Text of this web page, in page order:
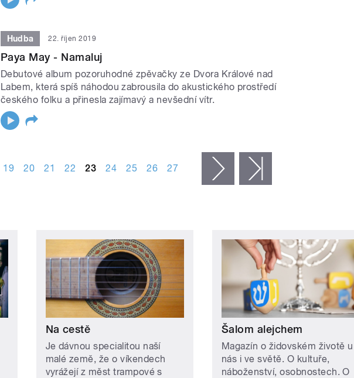
Hudba 22. říjen 2019
Paya May - Namaluj
Debutové album pozoruhodné zpěvačky ze Dvora Králové nad
Labem, která spíš náhodou zabrousila do akustického prostředí
českého folku a přinesla zajímavý a nevšední vítr.
19 20 21 22 23 24 25 26 27 následující ›
Na cestě
Je dávnou specialitou naší
malé země, že o víkendech
vyrážejí z měst trampové s
Šalom alejchem
Magazín o židovském životě u
nás i ve světě. O kultuře,
náboženství, osobnostech. O